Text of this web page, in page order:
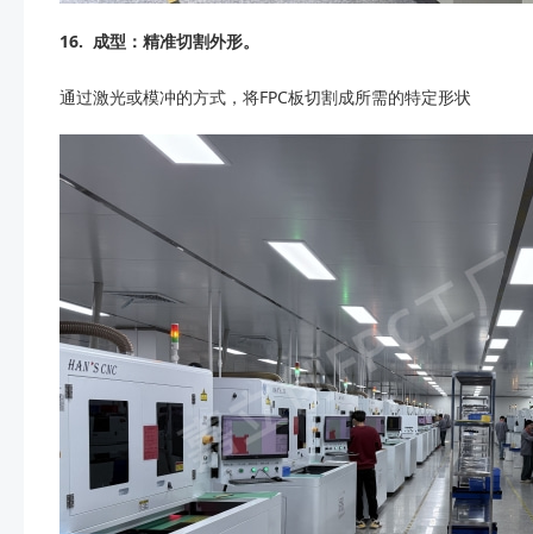
16. 成型：精准切割外形。
通过激光或模冲的方式，将FPC板切割成所需的特定形状